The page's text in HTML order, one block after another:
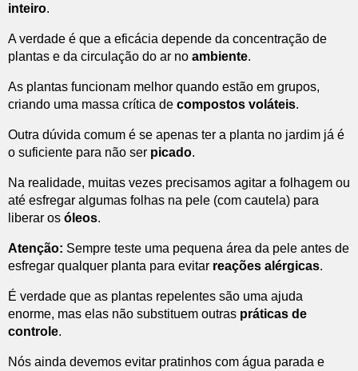
inteiro.
A verdade é que a eficácia depende da concentração de
plantas e da circulação do ar no ambiente.
As plantas funcionam melhor quando estão em grupos,
criando uma massa crítica de compostos voláteis.
Outra dúvida comum é se apenas ter a planta no jardim já é
o suficiente para não ser picado.
Na realidade, muitas vezes precisamos agitar a folhagem ou
até esfregar algumas folhas na pele (com cautela) para
liberar os óleos.
Atenção: Sempre teste uma pequena área da pele antes de
esfregar qualquer planta para evitar reações alérgicas.
É verdade que as plantas repelentes são uma ajuda
enorme, mas elas não substituem outras práticas de
controle.
Nós ainda devemos evitar pratinhos com água parada e